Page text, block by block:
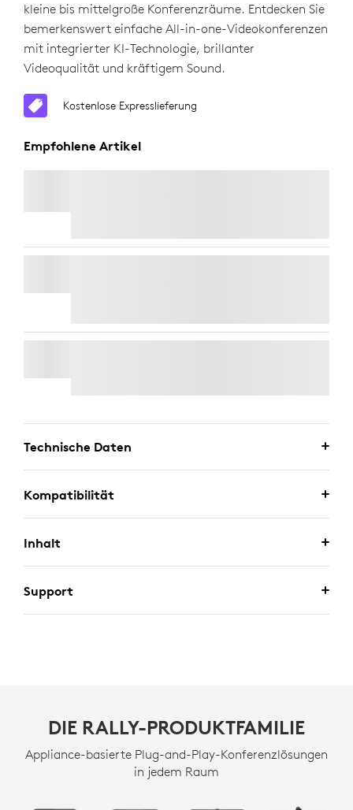
kleine bis mittelgroße Konferenzräume. Entdecken Sie
bemerkenswert einfache All-in-one-Videokonferenzen
mit integrierter KI-Technologie, brillanter
Videoqualität und kräftigem Sound.
Kostenlose Expresslieferung
Empfohlene Artikel
Technische Daten
Kompatibilität
Inhalt
Support
DIE RALLY-PRODUKTFAMILIE
Appliance-basierte Plug-and-Play-Konferenzlösungen
in jedem Raum